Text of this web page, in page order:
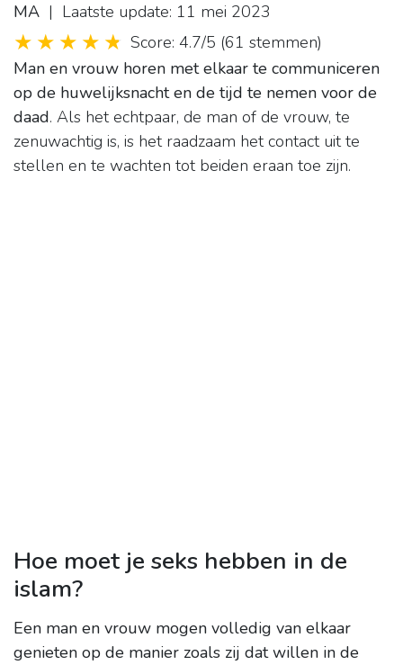
MA | Laatste update: 11 mei 2023
Score: 4.7/5 (61 stemmen)
Man en vrouw horen met elkaar te communiceren
op de huwelijksnacht en de tijd te nemen voor de
daad. Als het echtpaar, de man of de vrouw, te
zenuwachtig is, is het raadzaam het contact uit te
stellen en te wachten tot beiden eraan toe zijn.
Hoe moet je seks hebben in de
islam?
Een man en vrouw mogen volledig van elkaar
genieten op de manier zoals zij dat willen in de